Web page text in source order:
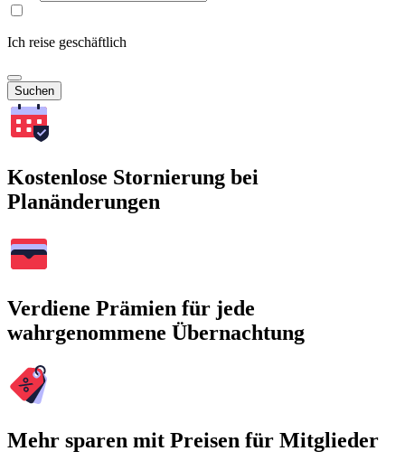
Ich reise geschäftlich
Suchen
Kostenlose Stornierung bei
Planänderungen
Verdiene Prämien für jede
wahrgenommene Übernachtung
Mehr sparen mit Preisen für Mitglieder